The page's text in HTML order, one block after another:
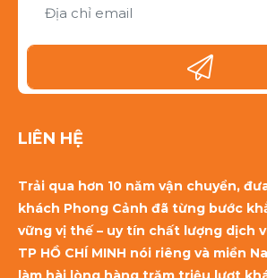
LIÊN HỆ
Trải qua hơn 10 năm vận chuyển,
khách Phong Cảnh đã từng bước
vững vị thế – uy tín chất lượng dịch
TP HỒ CHÍ MINH nói riêng và miền